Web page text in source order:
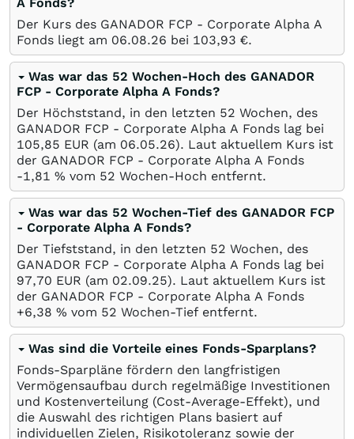
Der Kurs des GANADOR FCP - Corporate Alpha A
Fonds liegt am 06.08.26 bei 103,93 €.
Was war das 52 Wochen-Hoch des GANADOR
FCP - Corporate Alpha A Fonds?
Der Höchststand, in den letzten 52 Wochen, des
GANADOR FCP - Corporate Alpha A Fonds lag bei
105,85 EUR (am 06.05.26). Laut aktuellem Kurs ist
der GANADOR FCP - Corporate Alpha A Fonds
-1,81 % vom 52 Wochen-Hoch entfernt.
Was war das 52 Wochen-Tief des GANADOR FCP
- Corporate Alpha A Fonds?
Der Tiefststand, in den letzten 52 Wochen, des
GANADOR FCP - Corporate Alpha A Fonds lag bei
97,70 EUR (am 02.09.25). Laut aktuellem Kurs ist
der GANADOR FCP - Corporate Alpha A Fonds
+6,38 % vom 52 Wochen-Tief entfernt.
Was sind die Vorteile eines Fonds-Sparplans?
Fonds-Sparpläne fördern den langfristigen
Vermögensaufbau durch regelmäßige Investitionen
und Kostenverteilung (Cost-Average-Effekt), und
die Auswahl des richtigen Plans basiert auf
individuellen Zielen, Risikotoleranz sowie der